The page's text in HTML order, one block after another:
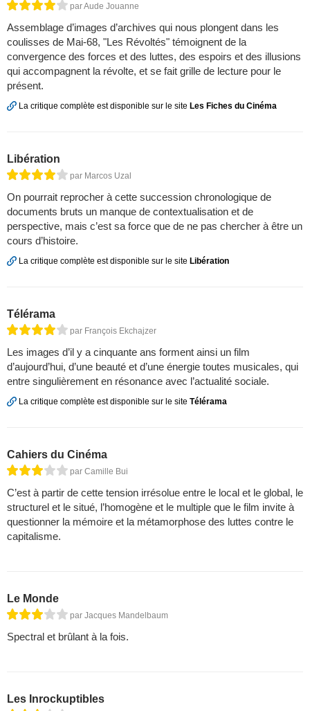
par Aude Jouanne
Assemblage d’images d’archives qui nous plongent dans les
coulisses de Mai-68, "Les Révoltés" témoignent de la
convergence des forces et des luttes, des espoirs et des illusions
qui accompagnent la révolte, et se fait grille de lecture pour le
présent.
La critique complète est disponible sur le site Les Fiches du Cinéma
Libération
par Marcos Uzal
On pourrait reprocher à cette succession chronologique de
documents bruts un manque de contextualisation et de
perspective, mais c’est sa force que de ne pas chercher à être un
cours d’histoire.
La critique complète est disponible sur le site Libération
Télérama
par François Ekchajzer
Les images d’il y a cinquante ans forment ainsi un film
d’aujourd’hui, d’une beauté et d’une énergie toutes musicales, qui
entre singulièrement en résonance avec l’actualité sociale.
La critique complète est disponible sur le site Télérama
Cahiers du Cinéma
par Camille Bui
C’est à partir de cette tension irrésolue entre le local et le global, le
structurel et le situé, l’homogène et le multiple que le film invite à
questionner la mémoire et la métamorphose des luttes contre le
capitalisme.
Le Monde
par Jacques Mandelbaum
Spectral et brûlant à la fois.
Les Inrockuptibles